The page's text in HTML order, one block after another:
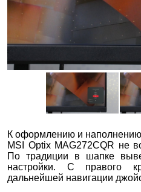
К оформлению и
MSI Optix MAG272CQR не
По традиции в шапке
настройки. С правого
дальнейшей навигации